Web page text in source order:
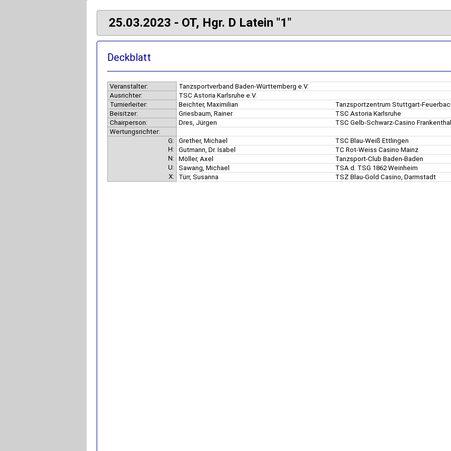
25.03.2023 - OT, Hgr. D Latein "1"
Deckblatt
Veranstalter:
Tanzsportverband Baden-Württemberg e.V.
Ausrichter:
TSC Astoria Karlsruhe e.V.
Turnierleiter:
Beichter, Maximilian
Tanzsportzentrum Stuttgart-
Beisitzer:
Griesbaum, Rainer
TSC Astoria Karlsruhe
Chairperson:
Dres, Jürgen
TSC Gelb-Schwarz-Casino Frankenthal
Wertungsrichter:
G:
Grether, Michael
TSC Blau-Weiß Ettlingen
H:
Gutmann, Dr. Isabel
TC Rot-Weiss Casino Mainz
N:
Möller, Axel
Tanzsport-Club Baden-Baden
U:
Sawang, Michael
TSA d. TSG 1862 Weinheim
X:
Türr, Susanna TSZ Blau-Gold Casino, Darmstadt